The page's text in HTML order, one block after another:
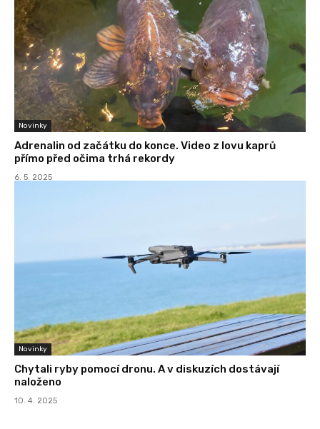
Novinky
Adrenalin od začátku do konce. Video z lovu kaprů
přímo před očima trhá rekordy
6. 5. 2025
Novinky
Chytali ryby pomocí dronu. A v diskuzích dostávají
naloženo
10. 4. 2025